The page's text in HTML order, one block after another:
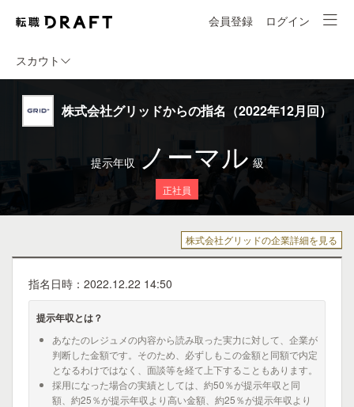
会員登録 ログイン
スカウト
株式会社グリッドからの指名（2022年12月回）
提示年収 ノーマル 級
正社員
株式会社グリッドの企業詳細を見る
指名日時：2022.12.22 14:50
提示年収とは？
あなたのレジュメの内容から読み取った実力に対して、企業が
判断した金額です。そのため、必ずしもこの金額と同額で内定
となるわけではなく、面談等を経て上下することもあります。
採用になった場合の実績としては、約50％が提示年収と同
額、約25％が提示年収より高い金額、約25％が提示年収より